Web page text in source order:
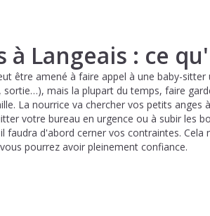
à Langeais : ce
être amené à faire appel à une baby-sitter
mais la plupart du temps, faire
La nourrice va chercher vos petits anges
votre bureau en urgence ou à subir les
faudra d'abord cerner vos contraintes. Cela
pourrez avoir pleinement confiance.